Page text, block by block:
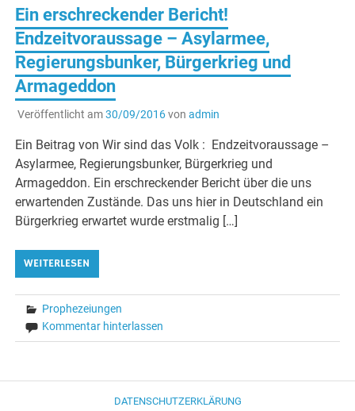
Ein erschreckender Bericht!
Endzeitvoraussage – Asylarmee,
Regierungsbunker, Bürgerkrieg und
Armageddon
Veröffentlicht am30/09/2016von admin
Ein Beitrag von Wir sind das Volk : Endzeitvoraussage –
Asylarmee, Regierungsbunker, Bürgerkrieg und
Armageddon. Ein erschreckender Bericht über die uns
erwartenden Zustände. Das uns hier in Deutschland ein
Bürgerkrieg erwartet wurde erstmalig […]
WEITERLESEN
Prophezeiungen
Kommentar hinterlassen
DATENSCHUTZERKLÄRUNG